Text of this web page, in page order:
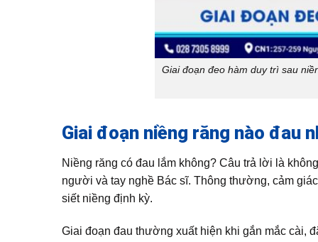
Giai đoạn đeo hàm duy trì sau
Giai đoạn niềng răng nào đau
Niềng răng có đau lắm không? Câu trả lời là
người và tay nghề Bác sĩ. Thông thường, cảm
siết niềng định kỳ.
Giai đoạn đau thường xuất hiện khi gắn mắc cài,